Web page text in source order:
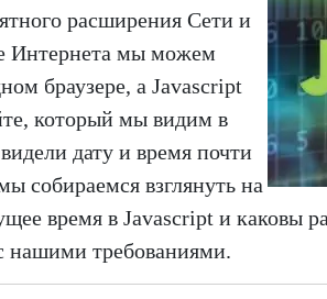
расширения Сети и
Интернета мы можем
браузере, а Javascript
который мы видим в
дату и время почти
собираемся взглянуть на
время в Javascript и каковы
нашими требованиями.